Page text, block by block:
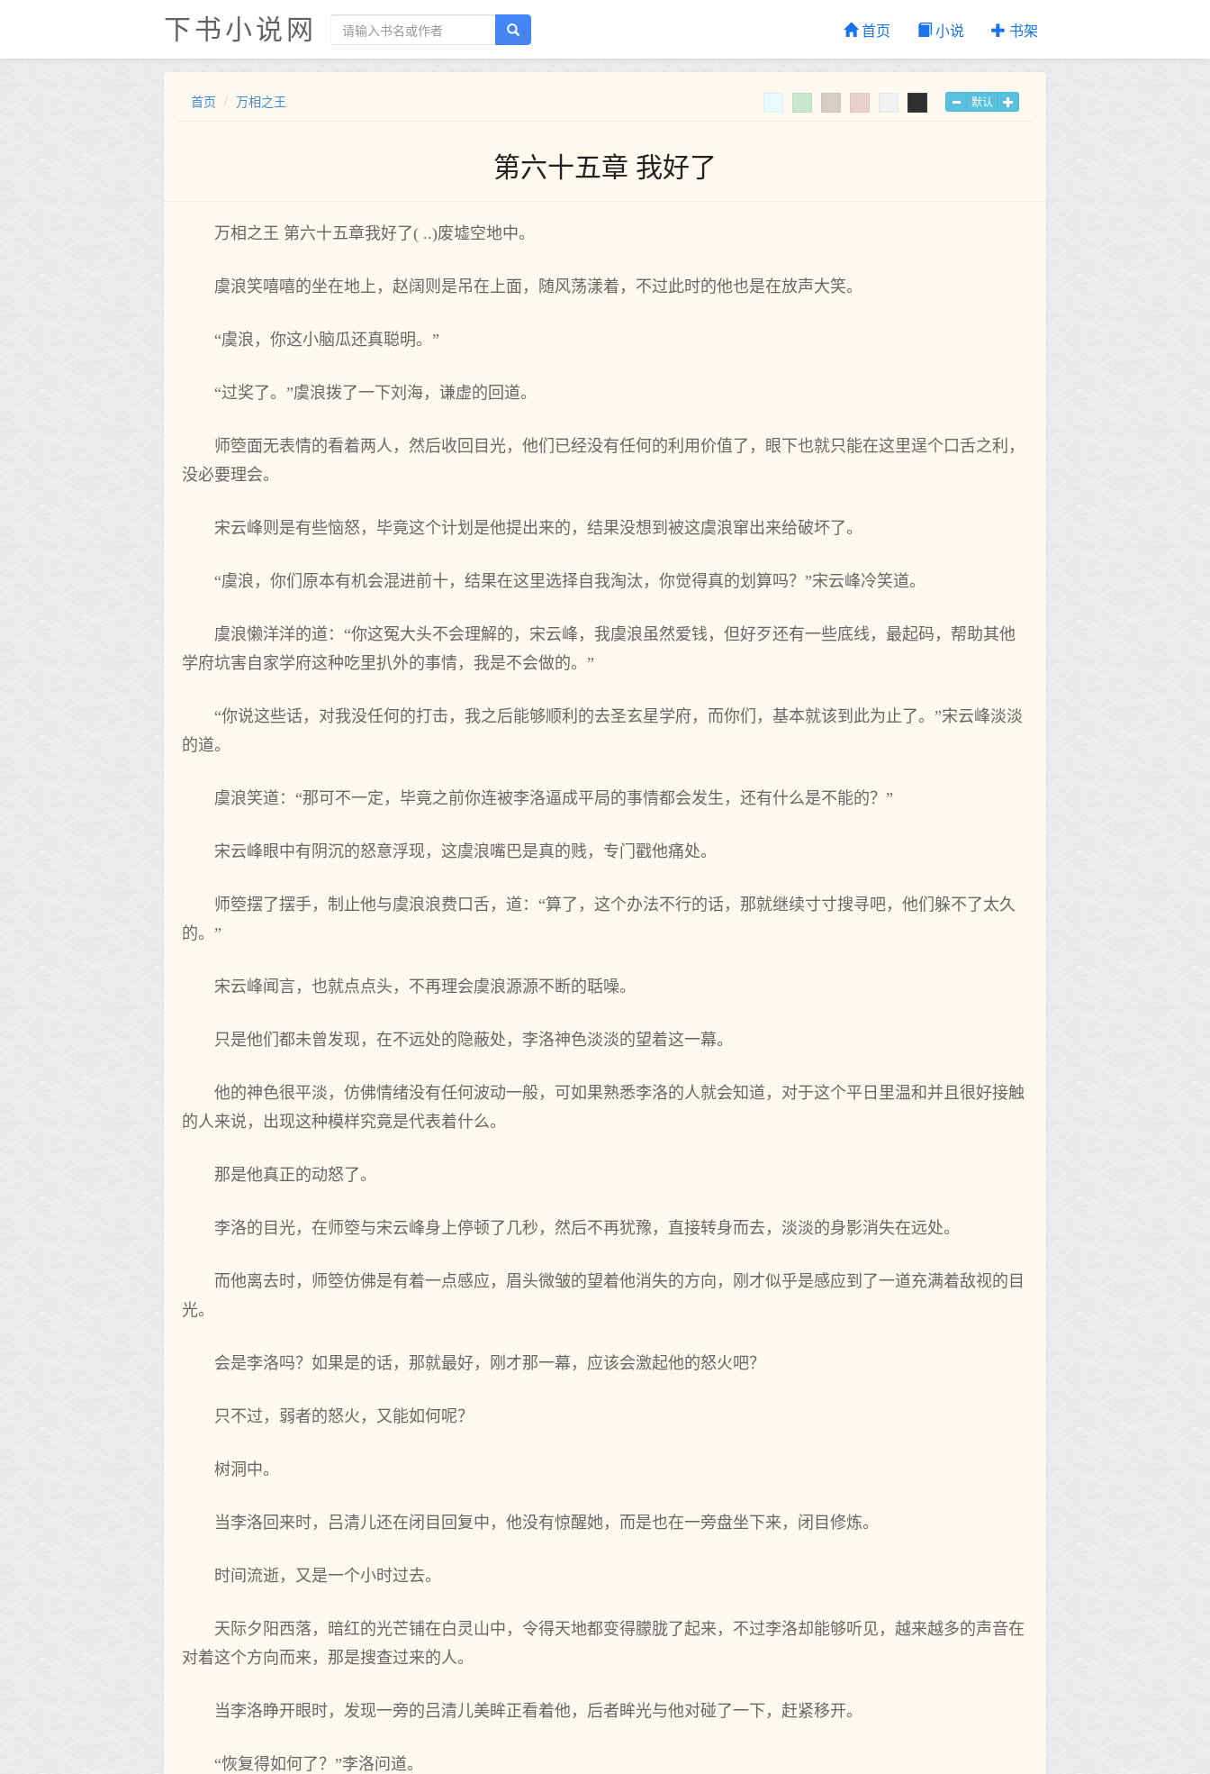
下书小说网 首页 小说 书架
首页 万相之王 默认
第六十五章 我好了
万相之王 第六十五章我好了( ..)废墟空地中。
虞浪笑嘻嘻的坐在地上，赵阔则是吊在上面，随风荡漾着，不过此时的他也是在放声大笑。
“虞浪，你这小脑瓜还真聪明。”
“过奖了。”虞浪拨了一下刘海，谦虚的回道。
师箜面无表情的看着两人，然后收回目光，他们已经没有任何的利用价值了，眼下也就只能在这里逞个口舌之利，
没必要理会。
宋云峰则是有些恼怒，毕竟这个计划是他提出来的，结果没想到被这虞浪窜出来给破坏了。
“虞浪，你们原本有机会混进前十，结果在这里选择自我淘汰，你觉得真的划算吗？”宋云峰冷笑道。
虞浪懒洋洋的道：“你这冤大头不会理解的，宋云峰，我虞浪虽然爱钱，但好歹还有一些底线，最起码，帮助其他
学府坑害自家学府这种吃里扒外的事情，我是不会做的。”
“你说这些话，对我没任何的打击，我之后能够顺利的去圣玄星学府，而你们，基本就该到此为止了。”宋云峰淡淡
的道。
虞浪笑道：“那可不一定，毕竟之前你连被李洛逼成平局的事情都会发生，还有什么是不能的？”
宋云峰眼中有阴沉的怒意浮现，这虞浪嘴巴是真的贱，专门戳他痛处。
师箜摆了摆手，制止他与虞浪浪费口舌，道：“算了，这个办法不行的话，那就继续寸寸搜寻吧，他们躲不了太久
的。”
宋云峰闻言，也就点点头，不再理会虞浪源源不断的聒噪。
只是他们都未曾发现，在不远处的隐蔽处，李洛神色淡淡的望着这一幕。
他的神色很平淡，仿佛情绪没有任何波动一般，可如果熟悉李洛的人就会知道，对于这个平日里温和并且很好接触
的人来说，出现这种模样究竟是代表着什么。
那是他真正的动怒了。
李洛的目光，在师箜与宋云峰身上停顿了几秒，然后不再犹豫，直接转身而去，淡淡的身影消失在远处。
而他离去时，师箜仿佛是有着一点感应，眉头微皱的望着他消失的方向，刚才似乎是感应到了一道充满着敌视的目
光。
会是李洛吗？如果是的话，那就最好，刚才那一幕，应该会激起他的怒火吧？
只不过，弱者的怒火，又能如何呢？
树洞中。
当李洛回来时，吕清儿还在闭目回复中，他没有惊醒她，而是也在一旁盘坐下来，闭目修炼。
时间流逝，又是一个小时过去。
天际夕阳西落，暗红的光芒铺在白灵山中，令得天地都变得朦胧了起来，不过李洛却能够听见，越来越多的声音在
对着这个方向而来，那是搜查过来的人。
当李洛睁开眼时，发现一旁的吕清儿美眸正看着他，后者眸光与他对碰了一下，赶紧移开。
“恢复得如何了？”李洛问道。